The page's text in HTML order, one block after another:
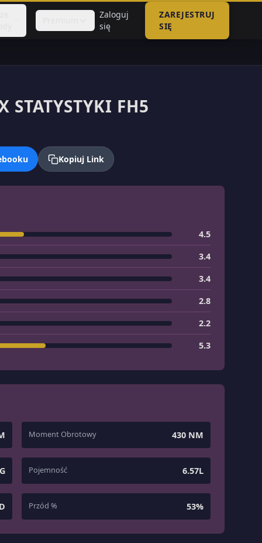
Zaloguj
się
ZAREJESTRUJ
SIĘ
STATYSTYKI FH5
Kopiuj Link
4.5
3.4
3.4
2.8
2.2
5.3
Moment Obrotowy 430 NM
Pojemność 6.57L
Przód % 53%